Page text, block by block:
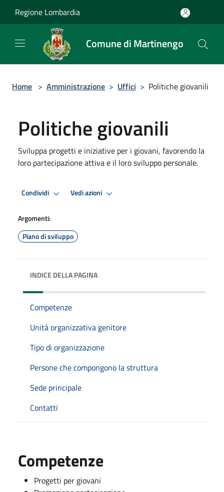
Regione Lombardia
Comune di Martinengo
Home > Amministrazione > Uffici > Politiche giovanili
Politiche giovanili
Sviluppa progetti e iniziative per i giovani, favorendo la
loro partecipazione attiva e il loro sviluppo personale.
Condividi Vedi azioni
Argomenti:
Piano di sviluppo
INDICE DELLA PAGINA
Competenze
Unità organizzativa genitore
Tipo di organizzazione
Persone che compongono la struttura
Sede principale
Contatti
Competenze
Progetti per giovani